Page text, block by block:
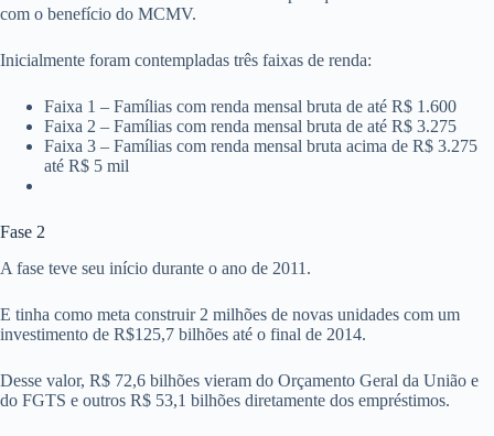
com o benefício do MCMV.
Inicialmente foram contempladas três faixas de renda:
Faixa 1 – Famílias com renda mensal bruta de até R$ 1.600
Faixa 2 – Famílias com renda mensal bruta de até R$ 3.275
Faixa 3 – Famílias com renda mensal bruta acima de R$ 3.275
até R$ 5 mil
Fase 2
A fase teve seu início durante o ano de 2011.
E tinha como meta construir 2 milhões de novas unidades com um
investimento de R$125,7 bilhões até o final de 2014.
Desse valor, R$ 72,6 bilhões vieram do Orçamento Geral da União e
do FGTS e outros R$ 53,1 bilhões diretamente dos empréstimos.